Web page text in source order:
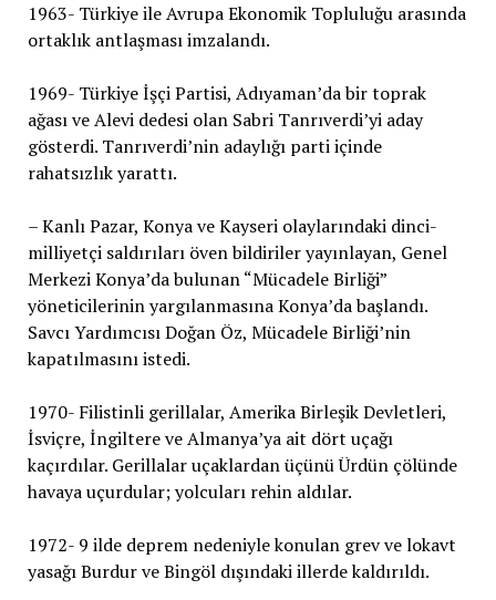
1963- Türkiye ile Avrupa Ekonomik Topluluğu arasında
ortaklık antlaşması imzalandı.
1969- Türkiye İşçi Partisi, Adıyaman’da bir toprak
ağası ve Alevi dedesi olan Sabri Tanrıverdi’yi aday
gösterdi. Tanrıverdi’nin adaylığı parti içinde
rahatsızlık yarattı.
– Kanlı Pazar, Konya ve Kayseri olaylarındaki dinci-
milliyetçi saldırıları öven bildiriler yayınlayan, Genel
Merkezi Konya’da bulunan “Mücadele Birliği”
yöneticilerinin yargılanmasına Konya’da başlandı.
Savcı Yardımcısı Doğan Öz, Mücadele Birliği’nin
kapatılmasını istedi.
1970- Filistinli gerillalar, Amerika Birleşik Devletleri,
İsviçre, İngiltere ve Almanya’ya ait dört uçağı
kaçırdılar. Gerillalar uçaklardan üçünü Ürdün çölünde
havaya uçurdular; yolcuları rehin aldılar.
1972- 9 ilde deprem nedeniyle konulan grev ve lokavt
yasağı Burdur ve Bingöl dışındaki illerde kaldırıldı.